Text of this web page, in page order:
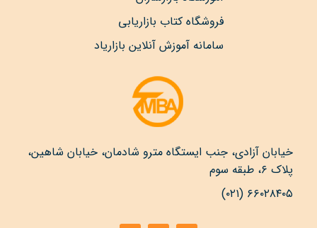
فروشگاه کتاب بازاریابی
سامانه آموزش آنلاین بازاریاد
خیابان آزادی، جنب ایستگاه مترو شادمان، خیابان شاهین،
پلاک ۶، طبقه سوم
۶۶۰۲۸۴۰۵ (۰۲۱)